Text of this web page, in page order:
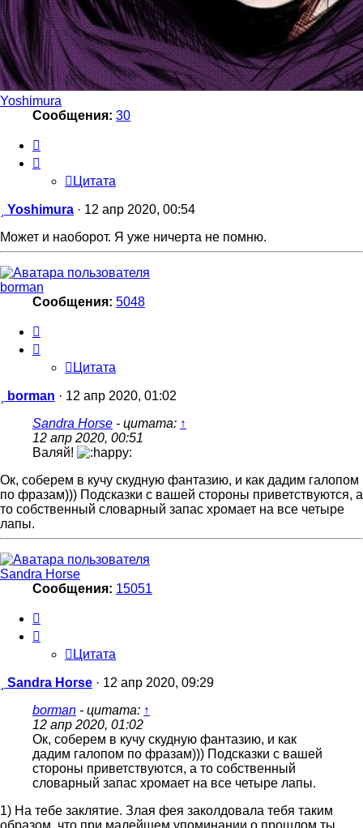
Yoshimura
Сообщения: 30
Цитата
Сообщение
Yoshimura · 12 апр 2020, 00:54
Может и наоборот. Я уже ничерта не помню.
borman
Сообщения: 5048
Цитата
Сообщение
borman · 12 апр 2020, 01:02
Sandra Horse - цитата: ↑
12 апр 2020, 00:51
Валяй!
Ок, соберем в кучу скудную фантазию, и как дадим галопом
по фразам))) Подсказки с вашей стороны приветствуются, а
то собственный словарный запас хромает на все четыре
лапы.
Sandra Horse
Сообщения: 15051
Цитата
Сообщение
Sandra Horse · 12 апр 2020, 09:29
borman - цитата: ↑
12 апр 2020, 01:02
Ок, соберем в кучу скудную фантазию, и как
дадим галопом по фразам))) Подсказки с вашей
стороны приветствуются, а то собственный
словарный запас хромает на все четыре лапы.
1) На тебе заклятие. Злая фея заколдовала тебя таким
образом, что при малейшем упоминании о прошлом ты